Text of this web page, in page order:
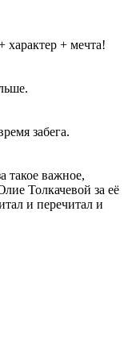
+ мечта!
забега.
такое важное,
Толкачевой за её
и перечитал и